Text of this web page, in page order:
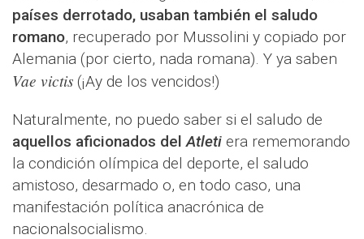
países derrotado, usaban también el saludo
romano, recuperado por Mussolini y copiado por
Alemania (por cierto, nada romana). Y ya saben
Vae victis (¡Ay de los vencidos!)
Naturalmente, no puedo saber si el saludo de
aquellos aficionados delAtleti era rememorando
la condición olímpica del deporte, el saludo
amistoso, desarmado o, en todo caso, una
manifestación política anacrónica de
nacionalsocialismo.